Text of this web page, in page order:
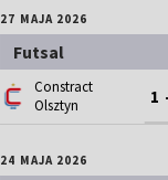
27 MAJA 2026
Futsal
Constract
Olsztyn
1
24 MAJA 2026